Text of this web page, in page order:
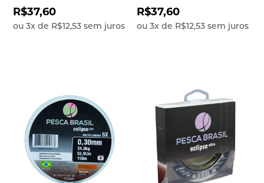
R$37,60
ou3x de R$12,53 sem juros
R$37,60
ou 3xde R$12,53sem juros